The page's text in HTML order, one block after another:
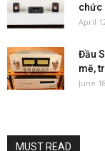
chức
April
Đầu
mẽ,
June
MUST READ